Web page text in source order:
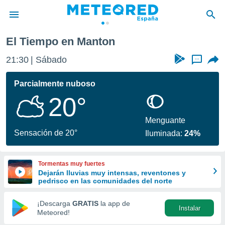
de
por
se
calidad.
a este
las
y
forma
digital
basada
El Tiempo en Manton
21:30 Sábado ...
Parcialmente nuboso
20°
Sensación de 20°
Menguante
Iluminada:24%
Tormentas muy fuertes
Dejarán lluvias muy intensas, reventones y
pedrisco en las comunidades del norte
¡Descarga GRATIS la app de
Meteored!
Instalar